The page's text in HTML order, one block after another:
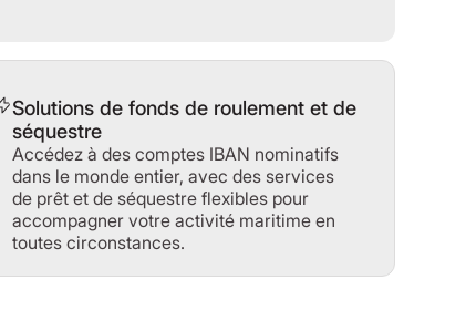
Solutions de fonds de roulement et de
séquestre
Accédez à des comptes IBAN nominatifs
dans le monde entier, avec des services
de prêt et de séquestre flexibles pour
accompagner votre activité maritime en
toutes circonstances.